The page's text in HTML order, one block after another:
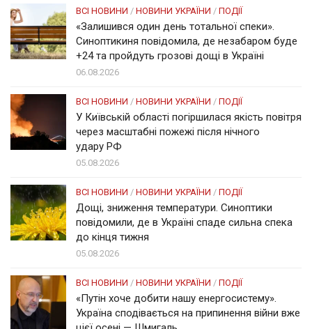
ВСІ НОВИНИ / НОВИНИ УКРАЇНИ / ПОДІЇ
«Залишився один день тотальної спеки».
Синоптикиня повідомила, де незабаром буде
+24 та пройдуть грозові дощі в Україні
06.08.2026
ВСІ НОВИНИ / НОВИНИ УКРАЇНИ / ПОДІЇ
У Київській області погіршилася якість повітря
через масштабні пожежі після нічного
удару РФ
05.08.2026
ВСІ НОВИНИ / НОВИНИ УКРАЇНИ / ПОДІЇ
Дощі, зниження температури. Синоптики
повідомили, де в Україні спаде сильна спека
до кінця тижня
05.08.2026
ВСІ НОВИНИ / НОВИНИ УКРАЇНИ / ПОДІЇ
«Путін хоче добити нашу енергосистему».
Україна сподівається на припинення війни вже